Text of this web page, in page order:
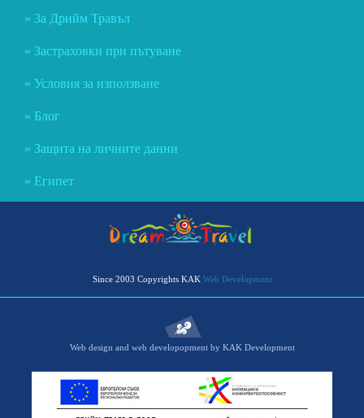
За Дрийм Травъл
Застраховки при пътуване
Условия за използване
Блог
Защита на личните данни
Египет
Since 2003 Copyrights KAK Web Development
Web design and web developopment by KAK Development